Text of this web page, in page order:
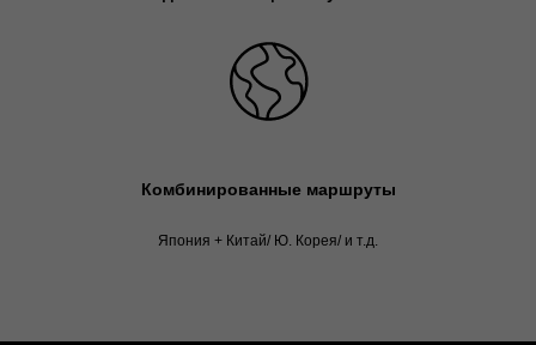
Комбинированные маршруты
Япония + Китай/ Ю. Корея/ и т.д.